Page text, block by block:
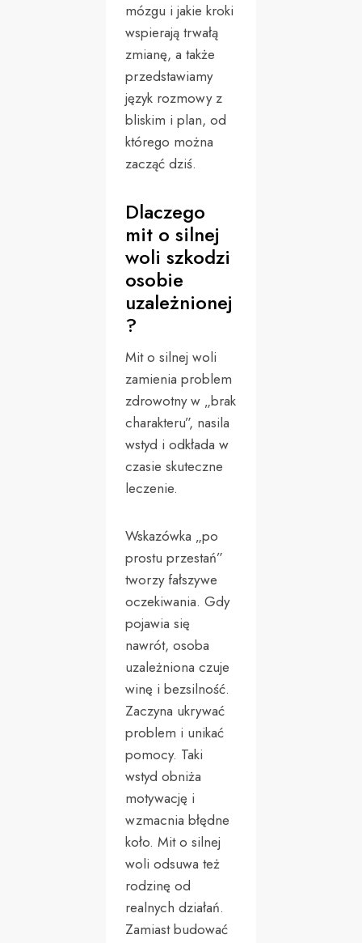
mózgu i jakie kroki
wspierają trwałą
zmianę, a także
przedstawiamy
język rozmowy z
bliskim i plan, od
którego można
zacząć dziś.
Dlaczego
mit o silnej
woli szkodzi
osobie
uzależnionej
?
Mit o silnej woli
zamienia problem
zdrowotny w „brak
charakteru”, nasila
wstyd i odkłada w
czasie skuteczne
leczenie.
Wskazówka „po
prostu przestań”
tworzy fałszywe
oczekiwania. Gdy
pojawia się
nawrót, osoba
uzależniona czuje
winę i bezsilność.
Zaczyna ukrywać
problem i unikać
pomocy. Taki
wstyd obniża
motywację i
wzmacnia błędne
koło. Mit o silnej
woli odsuwa też
rodzinę od
realnych działań.
Zamiast budować